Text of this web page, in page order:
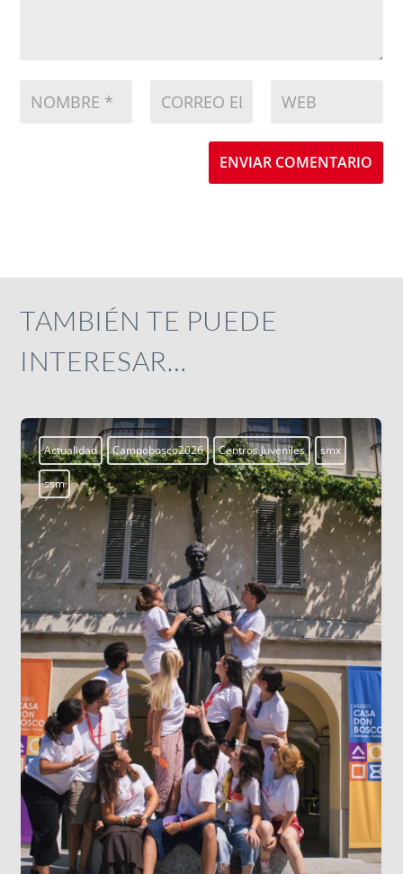
ENVIAR COMENTARIO
TAMBIÉN TE PUEDE
INTERESAR…
Actualidad Campobosco2026 Centros Juveniles smx
ssm